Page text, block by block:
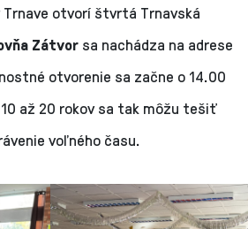
otvorí štvrtá Trnavská
Zátvor sa nachádza na adrese
otvorenie sa začne o 14.00
až 20 rokov sa tak môžu tešiť
voľného času.